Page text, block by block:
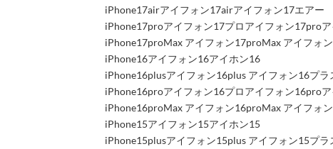
iPhone17airアイフォン17airアイフォン17エアー
iPhone17proアイフォン17プロアイフォン17pro
iPhone17proMax アイフォン17proMax アイフォ
iPhone16アイフォン16アイホン16
iPhone16plusアイフォン16plus アイフォン16プラ
iPhone16proアイフォン16プロアイフォン16pro
iPhone16proMax アイフォン16proMax アイフォ
iPhone15アイフォン15アイホン15
iPhone15plusアイフォン15plus アイフォン15プラ